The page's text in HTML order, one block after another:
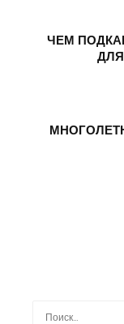
ЧЕМ
Найти: